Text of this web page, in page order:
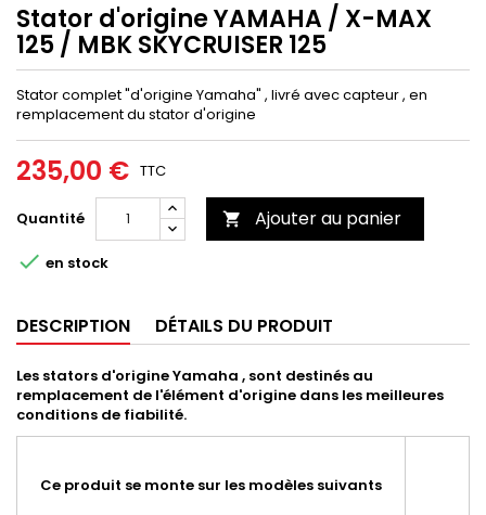
Stator d'origine YAMAHA / X-MAX
125 / MBK SKYCRUISER 125
Stator complet "d'origine Yamaha" , livré avec capteur , en
remplacement du stator d'origine
235,00 € TTC
Quantité  Ajouter au panier
 en stock
DESCRIPTION DÉTAILS DU PRODUIT
Les stators d'origine Yamaha , sont destinés au
remplacement de l'élément d'origine dans les meilleures
conditions de fiabilité.
Ce produit se monte sur les modèles suivants